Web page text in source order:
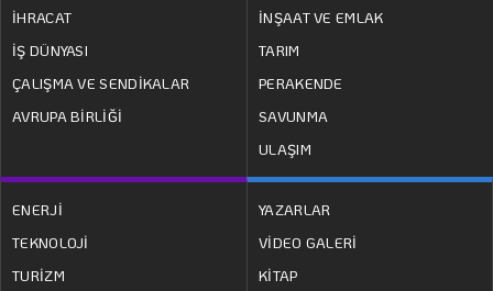
İHRACAT
İŞ DÜNYASI
ÇALIŞMA VE SENDİKALAR
AVRUPA BİRLİĞİ
İNŞAAT VE EMLAK
TARIM
PERAKENDE
SAVUNMA
ULAŞIM
ENERJİ
TEKNOLOJİ
TURİZM
YAZARLAR
VİDEO GALERİ
KİTAP